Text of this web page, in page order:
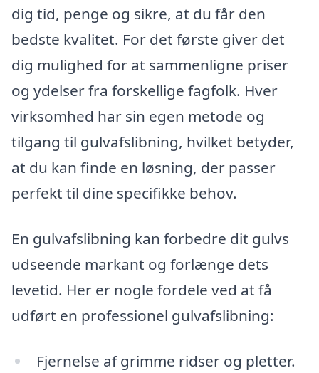
dig tid, penge og sikre, at du får den
bedste kvalitet. For det første giver det
dig mulighed for at sammenligne priser
og ydelser fra forskellige fagfolk. Hver
virksomhed har sin egen metode og
tilgang til gulvafslibning, hvilket betyder,
at du kan finde en løsning, der passer
perfekt til dine specifikke behov.
En gulvafslibning kan forbedre dit gulvs
udseende markant og forlænge dets
levetid. Her er nogle fordele ved at få
udført en professionel gulvafslibning:
Fjernelse af grimme ridser og pletter.